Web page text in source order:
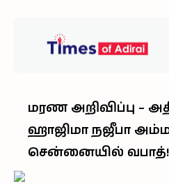
மரண அறிவிப்பு –
ஹாஜிமா நஜீபா
சென்னையில் வபாத்!